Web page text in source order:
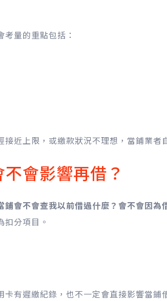
量的重點包括：
近上限，或繳款狀況不理想，當鋪業者
會影響再借？
鋪會不會查我以前借過什麼？會不會因為
分項目。
有遲繳紀錄，也不一定會直接影響當鋪